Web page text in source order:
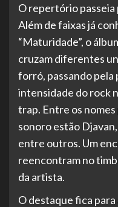
O repertório passeia
Além de faixas já
“Maturidade”, o
cruzam diferentes
forró, passando pela
intensidade do rock
trap. Entre os
sonoro estão
entre outros. Um
reencontram no
da artista.
O destaque fica para